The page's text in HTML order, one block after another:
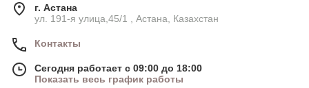
г. Астана
ул. 191-я улица,45/1 , Астана, Казахстан
Контакты
Сегодня работает с 09:00 до 18:00
Показать весь график работы